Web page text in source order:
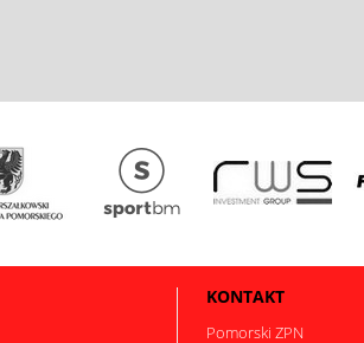
KONTAKT
Pomorski ZPN